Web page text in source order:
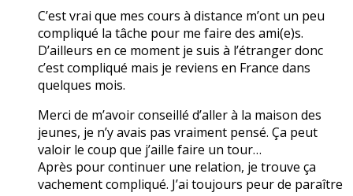
C’est vrai que mes cours à distance m’ont un peu
compliqué la tâche pour me faire des ami(e)s.
D’ailleurs en ce moment je suis à l’étranger donc
c’est compliqué mais je reviens en France dans
quelques mois.
Merci de m’avoir conseillé d’aller à la maison des
jeunes, je n’y avais pas vraiment pensé. Ça peut
valoir le coup que j’aille faire un tour…
Après pour continuer une relation, je trouve ça
vachement compliqué. J’ai toujours peur de paraître